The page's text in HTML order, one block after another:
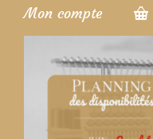
Mon compte